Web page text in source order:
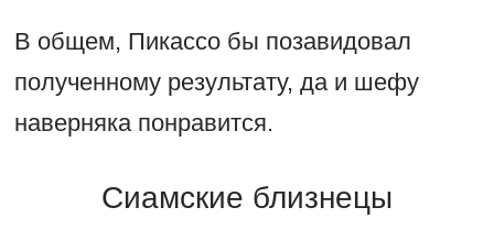
В общем, Пикассо бы позавидовал
полученному результату, да и шефу
наверняка понравится.
Сиамские близнецы